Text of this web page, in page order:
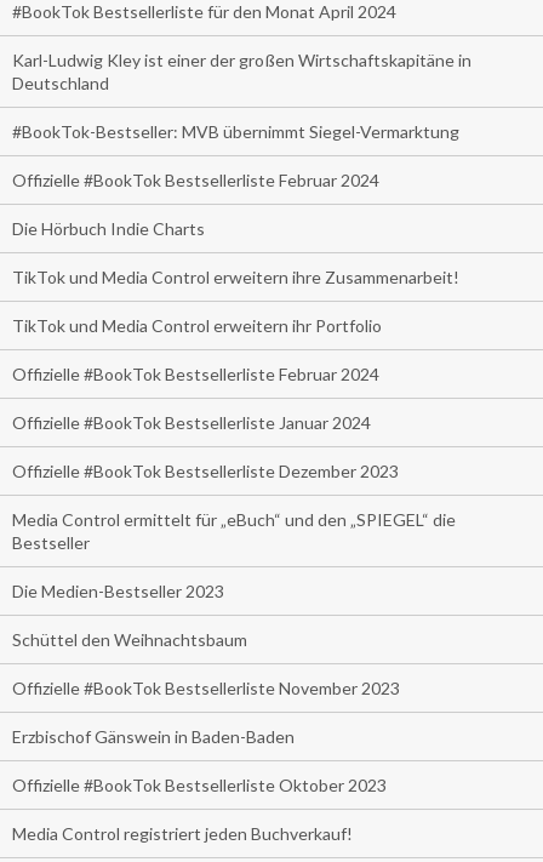
#BookTok Bestsellerliste für den Monat April 2024
Karl-Ludwig Kley ist einer der großen Wirtschaftskapitäne in
Deutschland
#BookTok-Bestseller: MVB übernimmt Siegel-Vermarktung
Offizielle #BookTok Bestsellerliste Februar 2024
Die Hörbuch Indie Charts
TikTok und Media Control erweitern ihre Zusammenarbeit!
TikTok und Media Control erweitern ihr Portfolio
Offizielle #BookTok Bestsellerliste Februar 2024
Offizielle #BookTok Bestsellerliste Januar 2024
Offizielle #BookTok Bestsellerliste Dezember 2023
Media Control ermittelt für „eBuch“ und den „SPIEGEL“ die
Bestseller
Die Medien-Bestseller 2023
Schüttel den Weihnachtsbaum
Offizielle #BookTok Bestsellerliste November 2023
Erzbischof Gänswein in Baden-Baden
Offizielle #BookTok Bestsellerliste Oktober 2023
Media Control registriert jeden Buchverkauf!